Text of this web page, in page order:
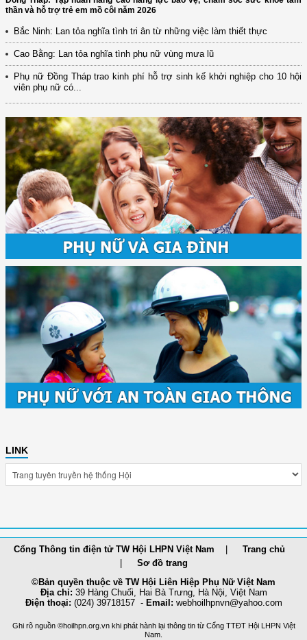
thần và hỗ trợ trẻ em mồ côi năm 2026
Bắc Ninh: Lan tỏa nghĩa tình tri ân từ những việc làm thiết thực
Cao Bằng: Lan tỏa nghĩa tình phụ nữ vùng mưa lũ
Phụ nữ Đồng Tháp trao kinh phí hỗ trợ sinh kế khởi nghiệp cho 10 hội
viên phụ nữ có...
LINK
Cổng Thông tin điện tử TW Hội LHPN Việt Nam
Trang chủ
Sơ đồ trang
©Bản quyền thuộc về TW Hội Liên Hiệp Phụ Nữ Việt Nam
Địa chỉ: 39 Hàng Chuối, Hai Bà Trưng, Hà Nội, Việt Nam
Điện thoại: (024) 39718157 - Email: webhoilhpnvn@yahoo.com
Ghi rõ nguồn ©hoilhpn.org.vn khi phát hành lại thông tin từ Cổng TTÐT Hội LHPN Việt
Nam.